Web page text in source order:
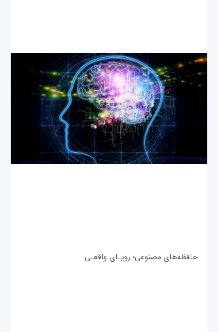
حافظه‌های مصنوعی؛ رویـای واقعـی